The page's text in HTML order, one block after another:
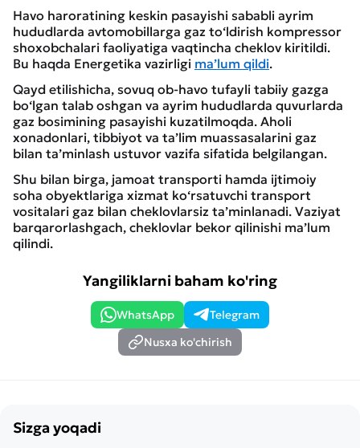
Havo haroratining keskin pasayishi sababli ayrim
hududlarda avtomobillarga gaz to‘ldirish kompressor
shoxobchalari faoliyatiga vaqtincha cheklov kiritildi.
Bu haqda Energetika vazirligi ma’lum qildi.
Qayd etilishicha, sovuq ob-havo tufayli tabiiy gazga
bo‘lgan talab oshgan va ayrim hududlarda quvurlarda
gaz bosimining pasayishi kuzatilmoqda. Aholi
xonadonlari, tibbiyot va ta’lim muassasalarini gaz
bilan ta’minlash ustuvor vazifa sifatida belgilangan.
Shu bilan birga, jamoat transporti hamda ijtimoiy
soha obyektlariga xizmat ko‘rsatuvchi transport
vositalari gaz bilan cheklovlarsiz ta’minlanadi. Vaziyat
barqarorlashgach, cheklovlar bekor qilinishi ma’lum
qilindi.
Yangiliklarni baham ko'ring
WhatsApp
Telegram
Nusxa ko'chirish
Sizga yoqadi